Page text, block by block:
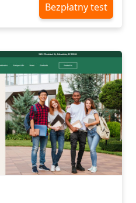
Bezpłatny test